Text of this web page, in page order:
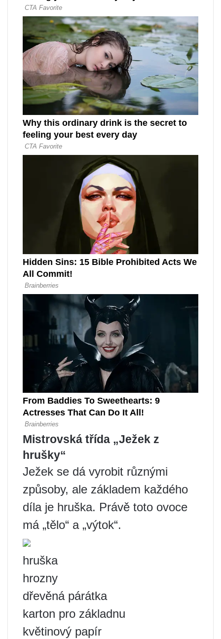
Mistrovská třída „Ježek z
hrušky“
Ježek se dá vyrobit různými
způsoby, ale základem každého
díla je hruška. Právě toto ovoce
má „tělo“ a „výtok“.
hruška
hrozny
dřevěná párátka
karton pro základnu
květinový papír